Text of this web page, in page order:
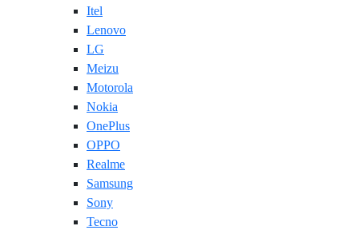
Itel
Lenovo
LG
Meizu
Motorola
Nokia
OnePlus
OPPO
Realme
Samsung
Sony
Tecno